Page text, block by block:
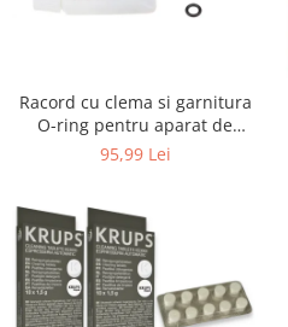
Laptop, Tablete & Telefoane
Telefoane Mobile & accesorii
Wearable & Gadgeturi
Accesorii si piese masini spalat
rufe si uscatoare
Accesorii si piese masini spalat
vase
Racord cu clema si garnitura
O-ring pentru aparat de
spalat cu presiune, KARCHER
95,99 Lei